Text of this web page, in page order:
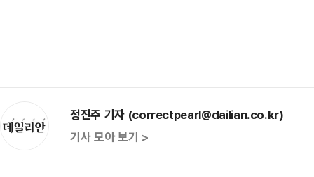
정진주 기자 (correctpearl@dailian.co.kr)
기사 모아 보기 >